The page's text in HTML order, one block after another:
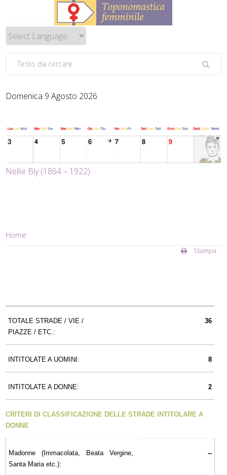
Domenica 9 Agosto 2026
Nellie Bly (1864 – 1922)
Home
Stampa
TOTALE STRADE / VIE /
PIAZZE / ETC.:
36
INTITOLATE A UOMINI: 8
INTITOLATE A DONNE: 2
CRITERI DI CLASSIFICAZIONE DELLE STRADE INTITOLARE A
DONNE
Madonne (Immacolata, Beata Vergine,
Santa Maria etc.):
--